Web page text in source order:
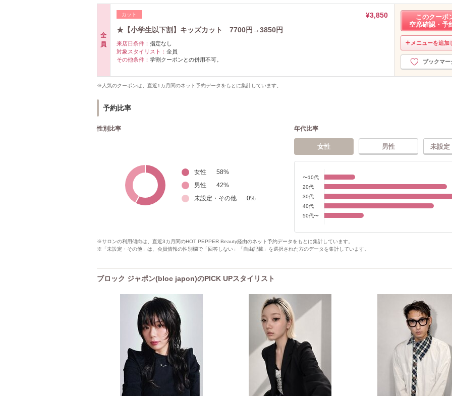
全
員
カット
¥3,850
★【小学生以下割】キッズカット 7700円→3850円
来店日条件： 指定なし
対象スタイリスト： 全員
その他条件： 学割クーポンとの併用不可。
このクーポ
空席確認・予
メニューを追加
ブックマー
※人気のクーポンは、直近1カ月間のネット予約データをもとに集計しています。
予約比率
性別比率
女性 58%
男性
42%
未設定・その他
0%
年代比率
女性 男性 未設定
〜10代
20代
30代
40代
50代〜
※サロンの利用傾向は、直近3カ月間のHOT PEPPER Beauty経由のネット予約データをもとに集計しています。
※「未設定・その他」は、会員情報の性別欄で「回答しない」「自由記載」を選択された方のデータを集計しています。
ブロック ジャポン(bloc japon)のPICK UPスタイリスト